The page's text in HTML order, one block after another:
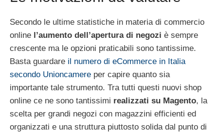
Secondo le ultime statistiche in materia di commercio
online l’aumento dell’apertura di negozi è sempre
crescente ma le opzioni praticabili sono tantissime.
Basta guardare il numero di eCommerce in Italia
secondo Unioncamere per capire quanto sia
importante tale strumento. Tra tutti questi nuovi shop
online ce ne sono tantissimi realizzati su Magento, la
scelta per grandi negozi con magazzini efficienti ed
organizzati e una struttura piuttosto solida dal punto di